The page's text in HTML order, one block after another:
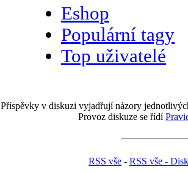
Eshop
Populární tagy
Top uživatelé
Příspěvky v diskuzi vyjadřují názory
Provoz diskuze se řídí
RSS vše - RSS vše -